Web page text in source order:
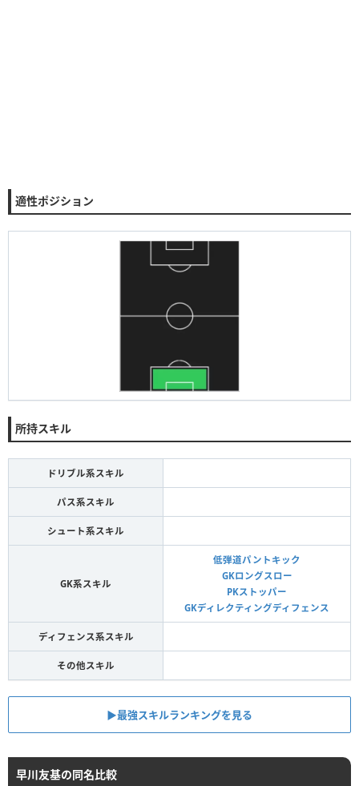
適性ポジション
所持スキル
ドリブル系スキル
パス系スキル
シュート系スキル
GK系スキル
低弾道パントキック
GKロングスロー
PKストッパー
GKディレクティングディフェンス
ディフェンス系スキル
その他スキル
▶︎最強スキルランキングを見る
早川友基の同名比較